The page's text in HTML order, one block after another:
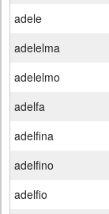
adele
adelelma
adelelmo
adelfa
adelfina
adelfino
adelfio